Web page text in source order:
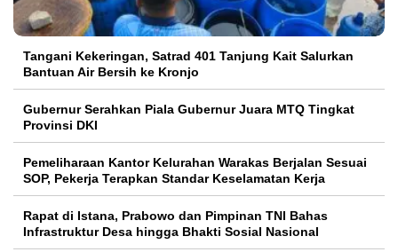
Tangani Kekeringan, Satrad 401 Tanjung Kait Salurkan
Bantuan Air Bersih ke Kronjo
Gubernur Serahkan Piala Gubernur Juara MTQ Tingkat
Provinsi DKI
Pemeliharaan Kantor Kelurahan Warakas Berjalan Sesuai
SOP, Pekerja Terapkan Standar Keselamatan Kerja
Rapat di Istana, Prabowo dan Pimpinan TNI Bahas
Infrastruktur Desa hingga Bhakti Sosial Nasional